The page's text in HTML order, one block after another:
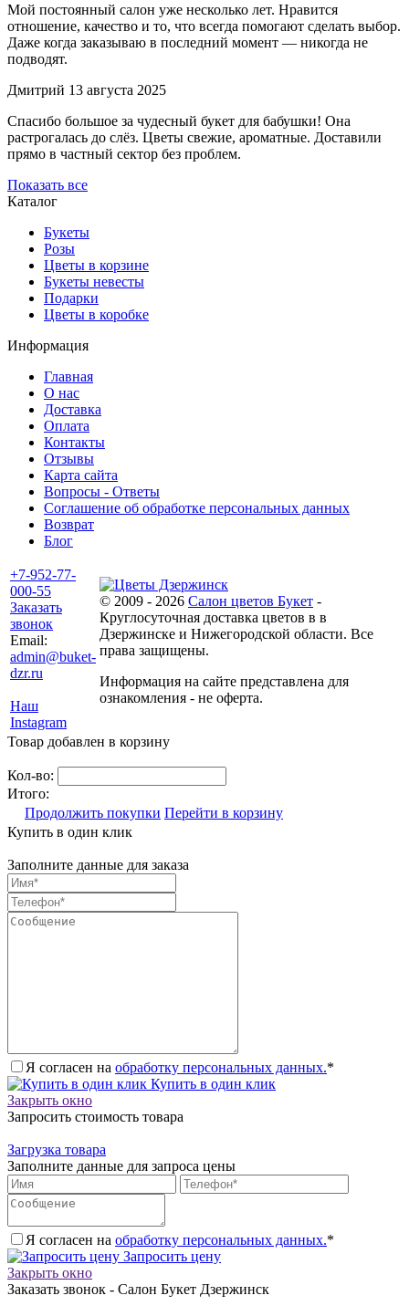
Мой постоянный салон уже несколько лет. Нравится
отношение, качество и то, что всегда помогают сделать выбор.
Даже когда заказываю в последний момент — никогда не
подводят.
Дмитрий 13 августа 2025
Спасибо большое за чудесный букет для бабушки! Она
растрогалась до слёз. Цветы свежие, ароматные. Доставили
прямо в частный сектор без проблем.
Показать все
Каталог
Букеты
Розы
Цветы в корзине
Букеты невесты
Подарки
Цветы в коробке
Информация
Главная
О нас
Доставка
Оплата
Контакты
Отзывы
Карта сайта
Вопросы - Ответы
Соглашение об обработке персональных данных
Возврат
Блог
+7-952-77-
000-55
Заказать
звонок
Email:
admin@buket-
dzr.ru
Наш
Instagram
© 2009 - 2026 Салон цветов Букет -
Круглосуточная доставка цветов в в
Дзержинске и Нижегородской области. Все
права защищены.
Информация на сайте представлена для
ознакомления - не оферта.
Товар добавлен в корзину
Кол-во:
Итого:
Продолжить покупки Перейти в корзину
Купить в один клик
Заполните данные для заказа
Я согласен на обработку персональных данных.*
Купить в один клик
Закрыть окно
Запросить стоимость товара
Загрузка товара
Заполните данные для запроса цены
Я согласен на обработку персональных данных.*
Запросить цену
Закрыть окно
Заказать звонок - Салон Букет Дзержинск